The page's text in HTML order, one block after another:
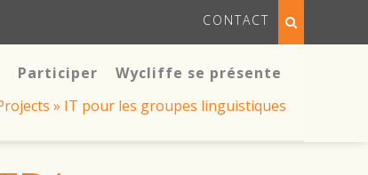
CONTACT
Participer
Wycliffe se présente
» IT pour les groupes linguistiques